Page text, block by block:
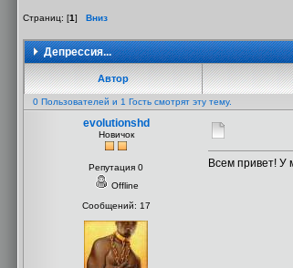
Страниц: [1] Вниз
Депрессия...
Автор
0 Пользователей и 1 Гость смотрят эту тему.
evolutionshd
Новичок
Репутация 0
Offline
Сообщений: 17
Всем привет! У